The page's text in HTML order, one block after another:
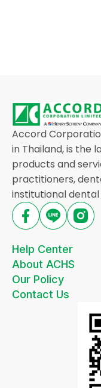
Accord
in Thailand, is the
products and
practitioners,
institutional dental
Help Center
About ACHS
Our Policy
Contact Us